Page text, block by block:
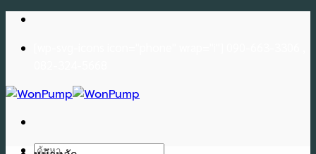
Skip
content
ค้นหา: